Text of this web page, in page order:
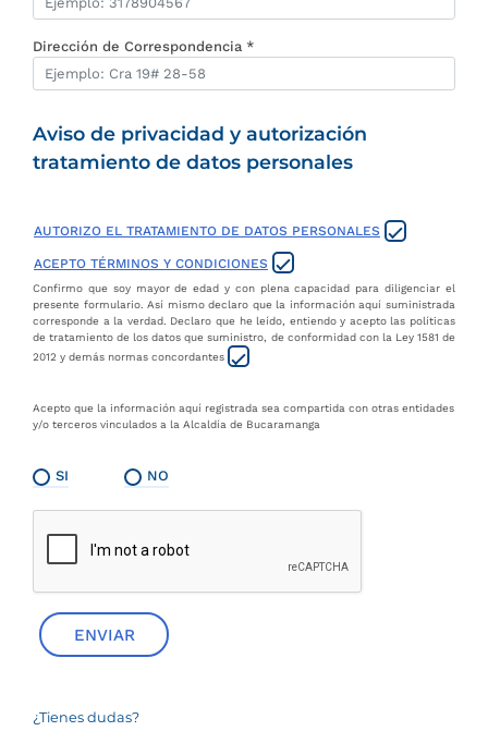
Dirección de Correspondencia *
Aviso de privacidad y autorización
tratamiento de datos personales
AUTORIZO EL TRATAMIENTO DE DATOS PERSONALES
ACEPTO TÉRMINOS Y CONDICIONES
Confirmo que soy mayor de edad y con plena capacidad para diligenciar el
presente formulario. Así mismo declaro que la información aquí suministrada
corresponde a la verdad. Declaro que he leído, entiendo y acepto las políticas
de tratamiento de los datos que suministro, de conformidad con la Ley 1581 de
2012 y demás normas concordantes
Acepto que la información aquí registrada sea compartida con otras entidades
y/o terceros vinculados a la Alcaldía de Bucaramanga
SI NO
ENVIAR
¿Tienes dudas?